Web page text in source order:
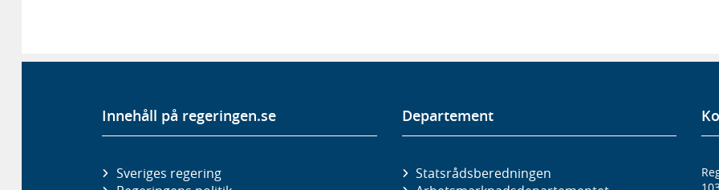
Innehåll på regeringen.se
Sveriges regering
Departement
Statsrådsberedningen